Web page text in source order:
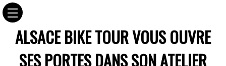
ALSACE BIKE TOUR VOUS OUVRE
SES PORTES DANS SON ATELIER